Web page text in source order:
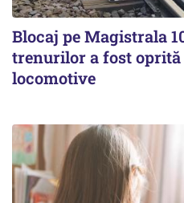
Blocaj pe Magistrala
trenurilor a fost oprită
locomotive